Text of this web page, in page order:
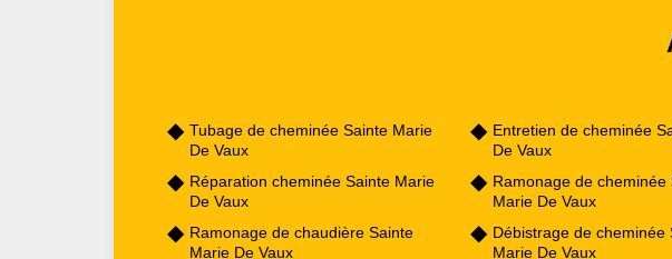
Tubage de cheminée Sainte Marie
De Vaux
Réparation cheminée Sainte Marie
De Vaux
Ramonage de chaudière Sainte
Marie De Vaux
Entretien de cheminée
De Vaux
Ramonage de cheminée
Marie De Vaux
Débistrage de cheminée
Marie De Vaux